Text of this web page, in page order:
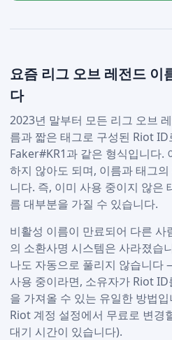
요즘 리그 오브 레전드 이
다
2023년 말부터 모든 리그 오브
름과 짧은 태그로 구성된 Riot
Faker#KR1과 같은 형식입니다.
하지 않아도 되며, 이름과 태그
니다. 즉, 이미 사용 중이지 않은
름 대부분을 가질 수 있습니다.
비활성 이름이 만료되어 다른 사
의 소환사명 시스템은 사라졌습
나도 자동으로 풀리지 않습니
사용 중이라면, 소유자가 Riot
을 가져올 수 있는 유일한 방법
Riot 계정 설정에서 무료로 변경
대기 시간이 있습니다).